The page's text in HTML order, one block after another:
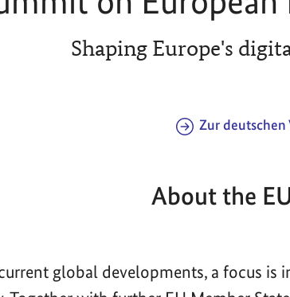
Shaping Europe's
Zur deutschen
About the
global developments, a focus is